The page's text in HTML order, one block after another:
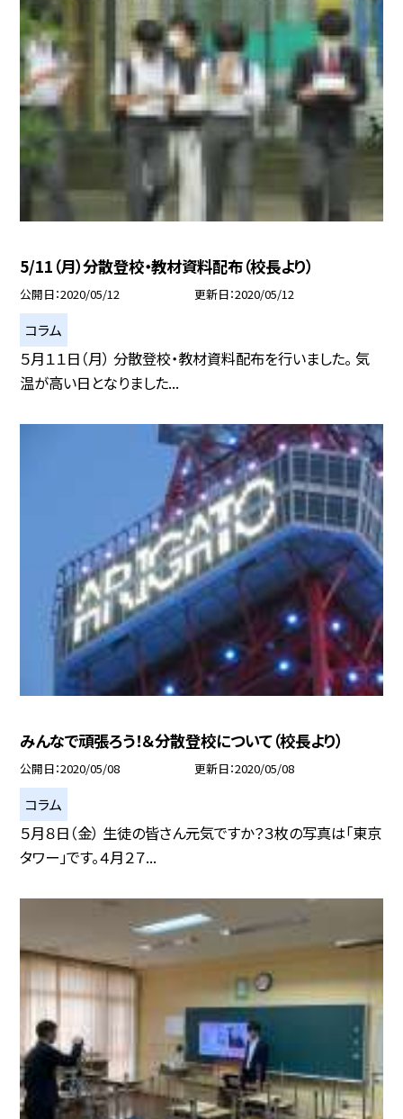
5/11（月）分散登校・教材資料配布（校長より）
公開日 2020/05/12 更新日 2020/05/12
コラム
５月１１日（月） 分散登校・教材資料配布を行いました。 気
温が高い日となりました...
みんなで頑張ろう！＆分散登校について（校長より）
公開日 2020/05/08 更新日 2020/05/08
コラム
５月８日（金） 生徒の皆さん元気ですか？３枚の写真は「東京
タワー」です。４月２７...